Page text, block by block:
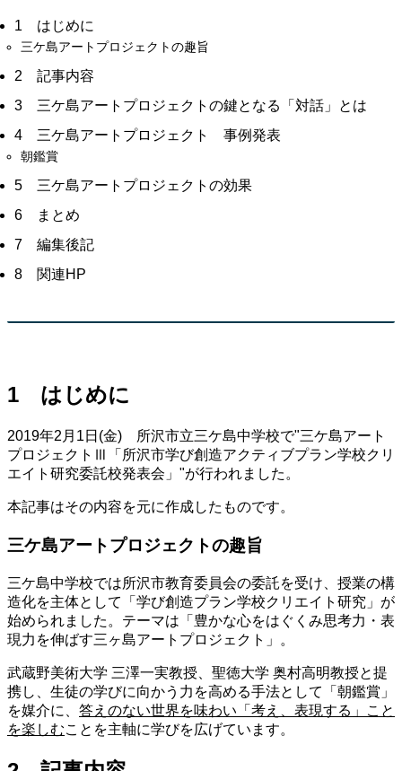
1 はじめに
三ケ島アートプロジェクトの趣旨
2 記事内容
3 三ケ島アートプロジェクトの鍵となる「対話」とは
4 三ケ島アートプロジェクト 事例発表
朝鑑賞
5 三ケ島アートプロジェクトの効果
6 まとめ
7 編集後記
8 関連HP
1 はじめに
2019年2月1日(金) 所沢市立三ケ島中学校で"三ケ島アート
プロジェクトⅢ「所沢市学び創造アクティブプラン学校クリ
エイト研究委託校発表会」"が行われました。
本記事はその内容を元に作成したものです。
三ケ島アートプロジェクトの趣旨
三ケ島中学校では所沢市教育委員会の委託を受け、授業の構
造化を主体として「学び創造プラン学校クリエイト研究」が
始められました。テーマは「豊かな心をはぐくみ思考力・表
現力を伸ばす三ヶ島アートプロジェクト」。
武蔵野美術大学 三澤一実教授、聖徳大学 奥村高明教授と提
携し、生徒の学びに向かう力を高める手法として「朝鑑賞」
を媒介に、 答えのない世界を味わい「考え、表現する」こと
を楽しむことを主軸に学びを広げています。